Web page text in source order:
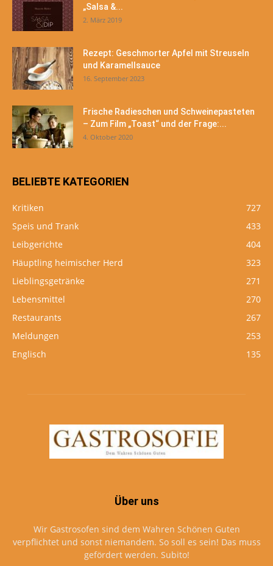
„Salsa &...
2. März 2019
Rezept: Geschmorter Apfel mit Streuseln
und Karamellsauce
16. September 2023
Frische Radieschen und Schweinepasteten
– Zum Film „Toast“ und der Frage:...
4. Oktober 2020
BELIEBTE KATEGORIEN
Kritiken
727
Speis und Trank
433
Leibgerichte
404
Häuptling heimischer Herd
323
Lieblingsgetränke
271
Lebensmittel
270
Restaurants
267
Meldungen
253
Englisch
135
Über uns
Wir Gastrosofen sind dem Wahren Schönen Guten
verpflichtet und sonst niemandem. So soll es sein! Das muss
gefördert werden. Subito!